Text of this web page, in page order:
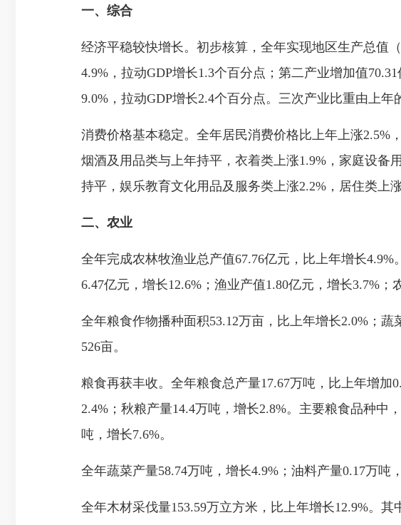
一、综合
经济平稳较快增长。初步核算，全年实现地区生产总值
4.9%，拉动GDP增长1.3个百分点；第二产业增加值
9.0%，拉动GDP增长2.4个百分点。三次产业比重由上年
消费价格基本稳定。全年居民消费价格比上年上涨2.5%
烟酒及用品类与上年持平，衣着类上涨1.9%，家庭设备
持平，娱乐教育文化用品及服务类上涨2.2%，居住类上涨
二、农业
全年完成农林牧渔业总产值67.76亿元，比上年增长
6.47亿元，增长12.6%；渔业产值1.80亿元，增长3.7%；
全年粮食作物播种面积53.12万亩，比上年增长2.0%；
526亩。
粮食再获丰收。全年粮食总产量17.67万吨，比上年增加
2.4%；秋粮产量14.4万吨，增长2.8%。主要粮食品种中
吨，增长7.6%。
全年蔬菜产量58.74万吨，增长4.9%；油料产量0.17万吨
全年木材采伐量153.59万立方米，比上年增长12.9%。